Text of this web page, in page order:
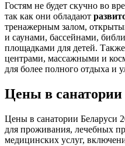
Гостям не будет скучно во
так как они обладают
тренажерным залом,
и саунами, бассейнами,
площадками для детей.
центрами, массажными и
для более полного отдыха и
Цены в санатории
Цены в санатории Беларуси
для проживания, лечебных
медицинских услуг,